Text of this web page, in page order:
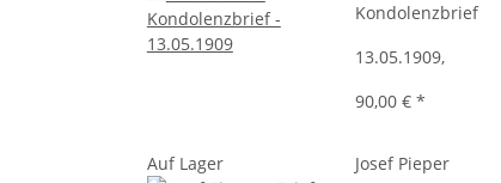
Kondolenzbrief
13.05.1909,
90,00 €*
Auf Lager Josef Pieper